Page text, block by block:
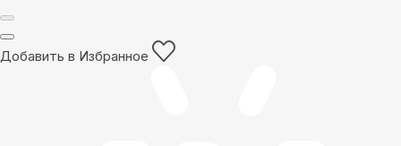
Добавить в Избранное